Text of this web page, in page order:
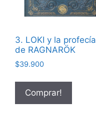
3. LOKI y la profecía
de RAGNARÖK
$39.900
Comprar!